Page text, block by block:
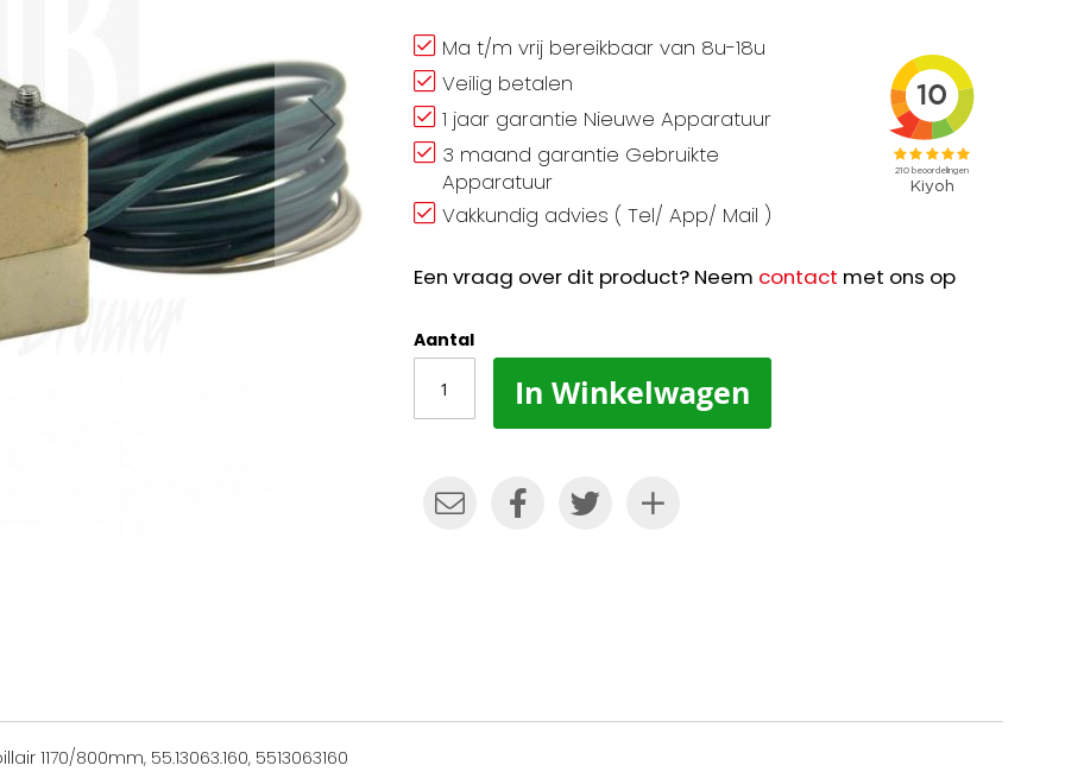
Ma t/m vrij bereikbaar van 8u-18u
Veilig betalen
1 jaar garantie Nieuwe Apparatuur
3 maand garantie Gebruikte
Apparatuur
Vakkundig advies ( Tel/ App/ Mail )
Een vraag over dit product? Neem contact met ons op
Aantal
In Winkelwagen
1170/800mm, 55.13063.160, 5513063160